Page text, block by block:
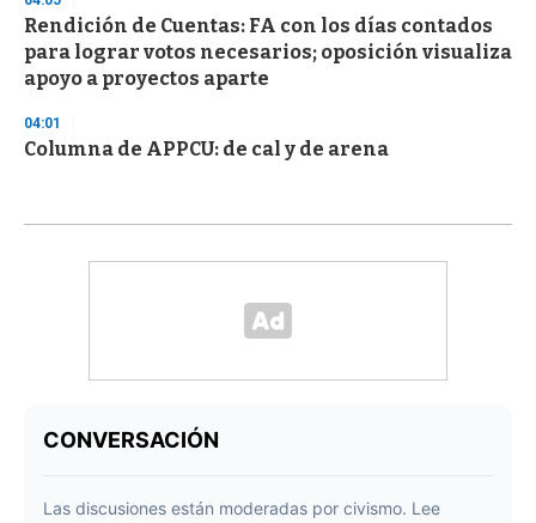
Rendición de Cuentas: FA con los días contados
para lograr votos necesarios; oposición visualiza
apoyo a proyectos aparte
04:01
Columna de APPCU: de cal y de arena